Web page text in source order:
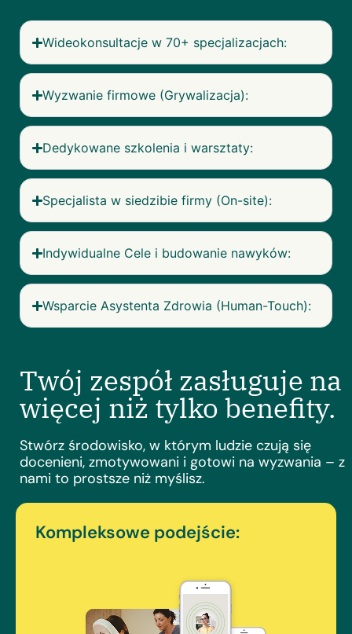
Wideokonsultacje w 70+ specjalizacjach:
Wyzwanie firmowe (Grywalizacja):
Dedykowane szkolenia i warsztaty:
Specjalista w siedzibie firmy (On-site):
Indywidualne Cele i budowanie nawyków:
Wsparcie Asystenta Zdrowia (Human-Touch):
Twój zespół zasługuje na
więcej niż tylko benefity.
Stwórz środowisko, w którym ludzie czują się
docenieni, zmotywowani i gotowi na wyzwania – z
nami to prostsze niż myślisz.
Kompleksowe podejście: